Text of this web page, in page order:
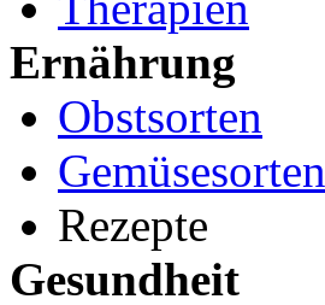
Ernährung
Obstsorten
Gemüsesorten
Rezepte
Gesundheit